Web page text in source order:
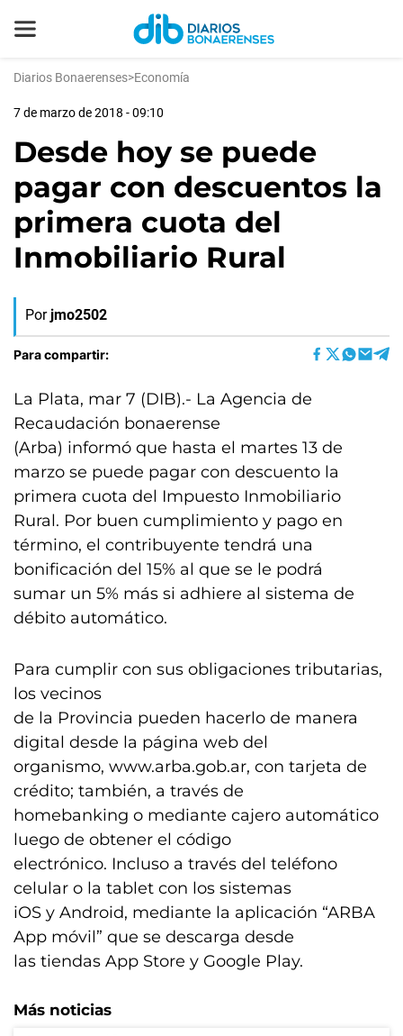
Diarios Bonaerenses>Economía
7 de marzo de 2018 - 09:10
Desde hoy se puede
pagar con descuentos la
primera cuota del
Inmobiliario Rural
Por jmo2502
Para compartir:
La Plata, mar 7 (DIB).- La Agencia de
Recaudación bonaerense
(Arba) informó que hasta el martes 13 de
marzo se puede pagar con descuento la
primera cuota del Impuesto Inmobiliario
Rural. Por buen cumplimiento y pago en
término, el contribuyente tendrá una
bonificación del 15% al que se le podrá
sumar un 5% más si adhiere al sistema de
débito automático.
Para cumplir con sus obligaciones tributarias,
los vecinos
de la Provincia pueden hacerlo de manera
digital desde la página web del
organismo, www.arba.gob.ar, con tarjeta de
crédito; también, a través de
homebanking o mediante cajero automático
luego de obtener el código
electrónico. Incluso a través del teléfono
celular o la tablet con los sistemas
iOS y Android, mediante la aplicación “ARBA
App móvil” que se descarga desde
las tiendas App Store y Google Play.
Más noticias